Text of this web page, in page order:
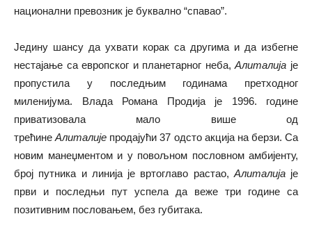
национални превозник је буквално “спавао”.
Једину шансу да ухвати корак са другима и да избегне
нестајање са европског и планетарног неба,Алиталија је
пропустила у последњим годинама претходног
миленијума. Влада Романа Продија је 1996. године
приватизовала мало више од
трећинеАлиталије продајући 37 одсто акција на берзи. Са
новим манеџментом и у повољном пословном амбијенту,
број путника и линија је вртоглаво растао, Алиталијаје
први и последњи пут успела да веже три године са
позитивним пословањем, без губитака.